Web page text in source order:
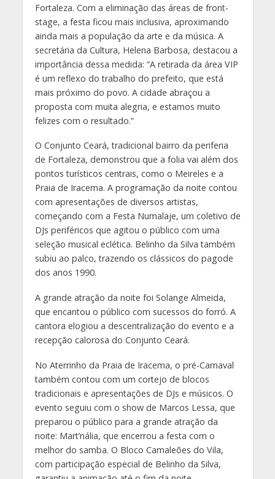
Fortaleza. Com a eliminação das áreas de front-
stage, a festa ficou mais inclusiva, aproximando
ainda mais a população da arte e da música. A
secretária da Cultura, Helena Barbosa, destacou a
importância dessa medida: “A retirada da área VIP
é um reflexo do trabalho do prefeito, que está
mais próximo do povo. A cidade abraçou a
proposta com muita alegria, e estamos muito
felizes com o resultado.”
O Conjunto Ceará, tradicional bairro da periferia
de Fortaleza, demonstrou que a folia vai além dos
pontos turísticos centrais, como o Meireles e a
Praia de Iracema. A programação da noite contou
com apresentações de diversos artistas,
começando com a Festa Numalaje, um coletivo de
DJs periféricos que agitou o público com uma
seleção musical eclética. Belinho da Silva também
subiu ao palco, trazendo os clássicos do pagode
dos anos 1990.
A grande atração da noite foi Solange Almeida,
que encantou o público com sucessos do forró. A
cantora elogiou a descentralização do evento e a
recepção calorosa do Conjunto Ceará.
No Aterrinho da Praia de Iracema, o pré-Carnaval
também contou com um cortejo de blocos
tradicionais e apresentações de DJs e músicos. O
evento seguiu com o show de Marcos Lessa, que
preparou o público para a grande atração da
noite: Mart’nália, que encerrou a festa com o
melhor do samba. O Bloco Camaleões do Vila,
com participação especial de Belinho da Silva,